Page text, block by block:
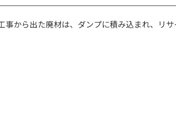
事から出た廃材は、ダンプに積み込まれ、リ